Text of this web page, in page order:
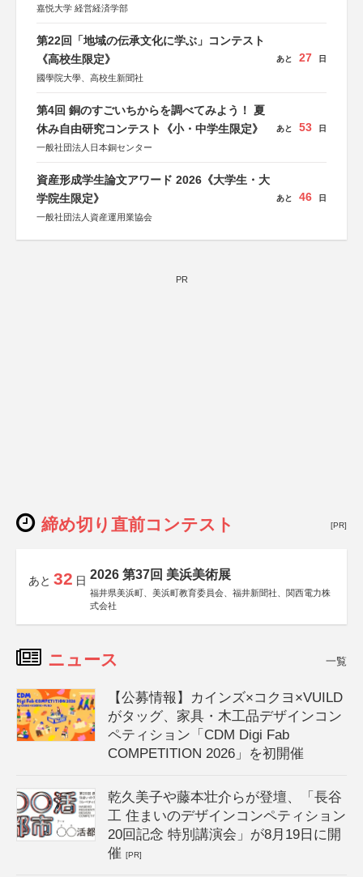
嘉悦大学 経営経済学部
第22回「地域の伝承文化に学ぶ」コンテスト
《高校生限定》
國學院大學、高校生新聞社
あと 27 日
第4回 銅のすごいちからを調べてみよう！ 夏
休み自由研究コンテスト《小・中学生限定》
一般社団法人日本銅センター
あと 53 日
資産形成学生論文アワード 2026《大学生・大
学院生限定》
一般社団法人資産運用業協会
あと 46 日
PR
締め切り直前コンテスト [PR]
あと 32 日 2026 第37回 美浜美術展
福井県美浜町、美浜町教育委員会、福井新聞社、関西電力株
式会社
ニュース 一覧
【公募情報】カインズ×コクヨ×VUILD
がタッグ、家具・木工品デザインコン
ペティション「CDM Digi Fab
COMPETITION 2026」を初開催
乾久美子や藤本壮介らが登壇、「長谷
工 住まいのデザインコンペティション
20回記念 特別講演会」が8月19日に開
催[PR]